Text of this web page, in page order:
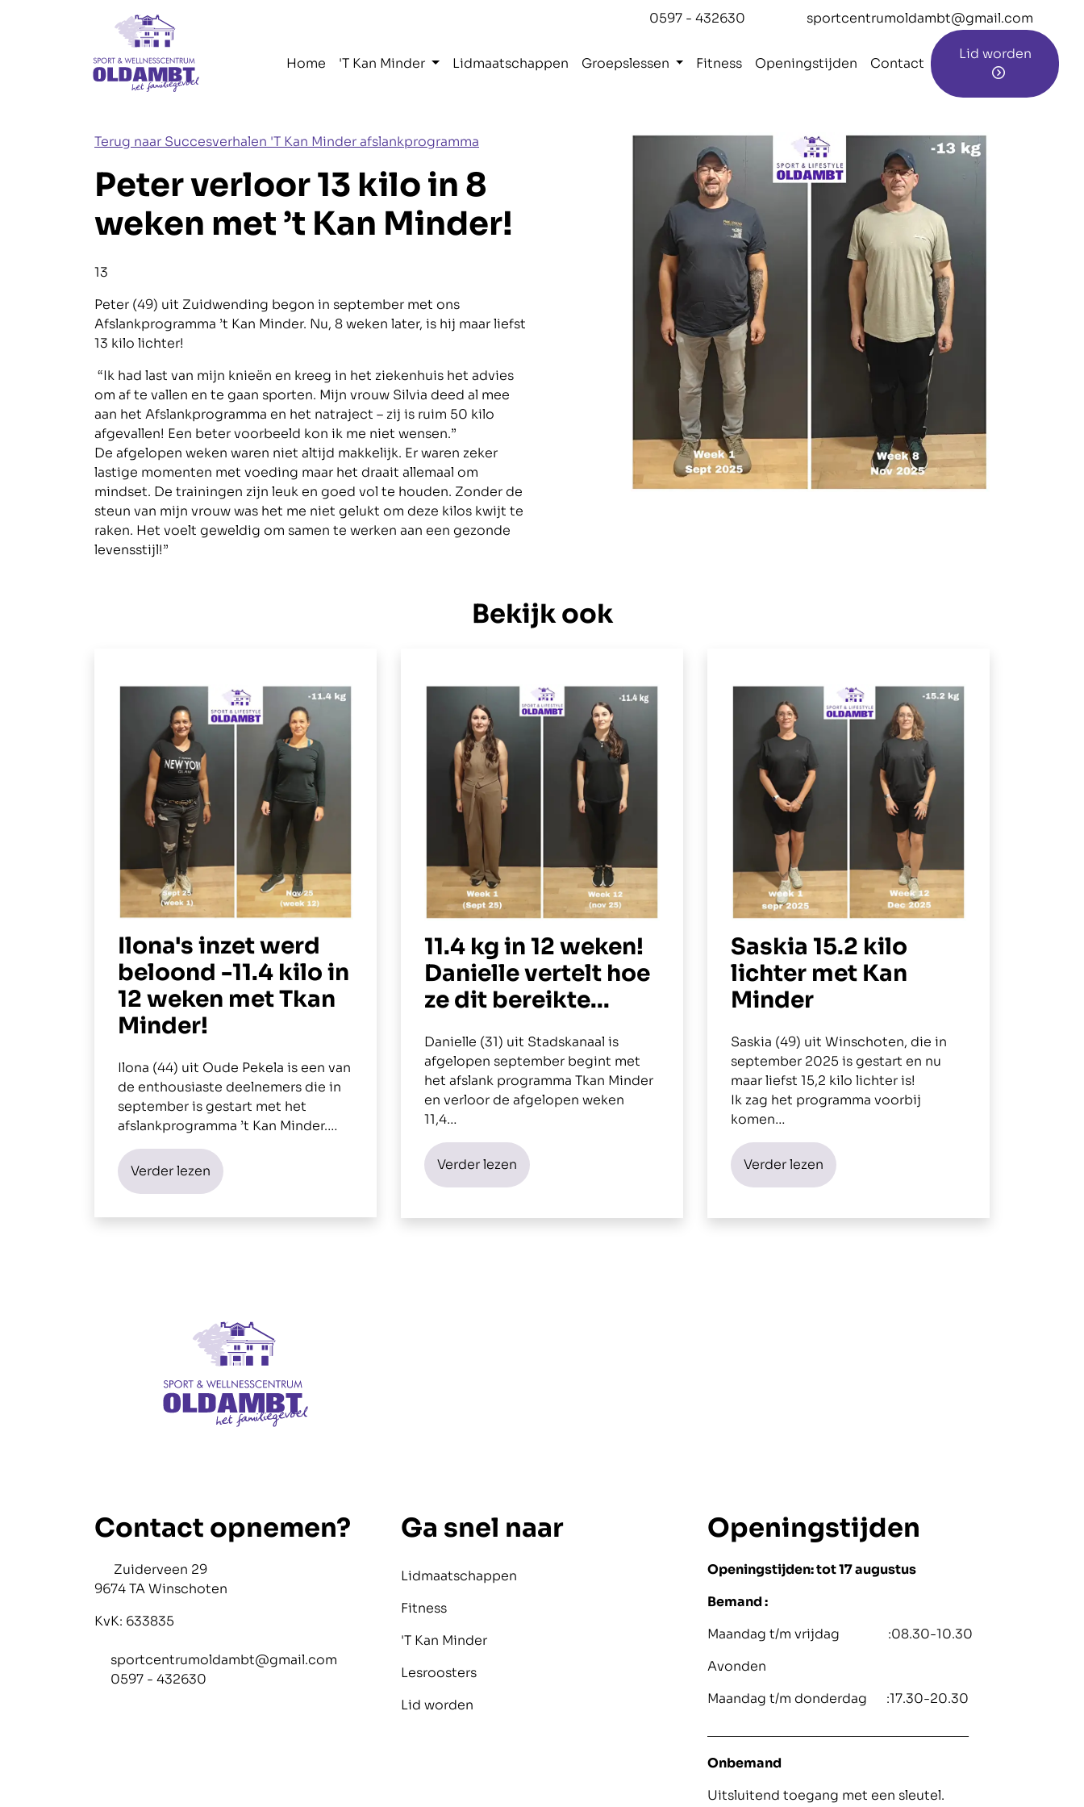
0597 - 432630 sportcentrumoldambt@gmail.com
Home 'T Kan Minder Lidmaatschappen Groepslessen Fitness Openingstijden Contact
Terug naar Succesverhalen 'T Kan Minder afslankprogramma
Peter verloor 13 kilo in 8
weken met ’t Kan Minder!
Blog_field_Totaal afgevallen
13
Peter (49) uit Zuidwending begon in september met ons
Afslankprogramma ’t Kan Minder. Nu, 8 weken later, is hij maar liefst
13 kilo lichter!
“Ik had last van mijn knieën en kreeg in het ziekenhuis het advies
om af te vallen en te gaan sporten. Mijn vrouw Silvia deed al mee
aan het Afslankprogramma en het natraject – zij is ruim 50 kilo
afgevallen! Een beter voorbeeld kon ik me niet wensen.”
De afgelopen weken waren niet altijd makkelijk. Er waren zeker
lastige momenten met voeding maar het draait allemaal om
mindset. De trainingen zijn leuk en goed vol te houden. Zonder de
steun van mijn vrouw was het me niet gelukt om deze kilos kwijt te
raken. Het voelt geweldig om samen te werken aan een gezonde
levensstijl!”
Bekijk ook
Ilona's inzet werd
beloond -11.4 kilo in
12 weken met Tkan
Minder!
Ilona (44) uit Oude Pekela is een van
de enthousiaste deelnemers die in
september is gestart met het
afslankprogramma ’t Kan Minder.…
Verder lezen
11.4 kg in 12 weken!
Danielle vertelt hoe
ze dit bereikte...
Danielle (31) uit Stadskanaal is
afgelopen september begint met
het afslank programma Tkan Minder
en verloor de afgelopen weken
11,4…
Verder lezen
Saskia 15.2 kilo
lichter met Kan
Minder
Saskia (49) uit Winschoten, die in
september 2025 is gestart en nu
maar liefst 15,2 kilo lichter is!
Ik zag het programma voorbij
komen…
Verder lezen
Contact opnemen?
Zuiderveen 29
9674 TA Winschoten
KvK: 633835
sportcentrumoldambt@gmail.com
0597 - 432630
Ga snel naar
Lidmaatschappen
Fitness
'T Kan Minder
Lesroosters
Lid worden
Openingstijden
Openingstijden: tot 17 augustus
Bemand :
Maandag t/m vrijdag :08.30-10.30
Avonden
Maandag t/m donderdag :17.30-20.30
Onbemand
Uitsluitend toegang met een sleutel.